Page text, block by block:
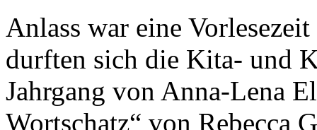
Anlass war eine
durften sich die Kita- und
Jahrgang von Anna-Lena
Wortschatz“ von Rebecca